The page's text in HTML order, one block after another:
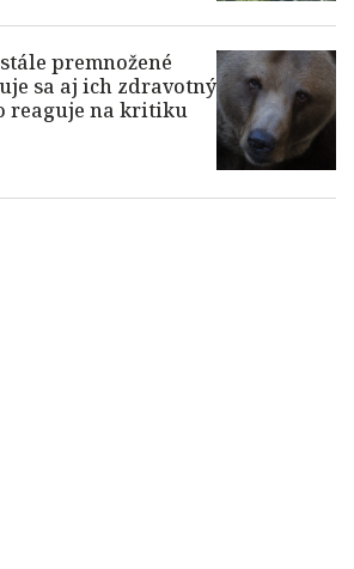
premnožené
sa aj ich zdravotný
reaguje na kritiku